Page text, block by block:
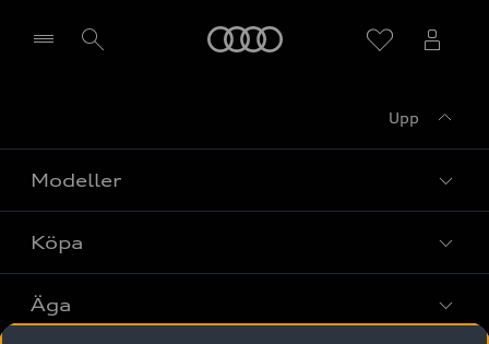
Upp
Modeller
Alla modeller
Elbilar
Köpa
Privaterbjudanden
Äga